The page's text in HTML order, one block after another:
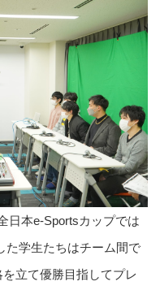
本e-Sportsカップでは
た学生たちはチーム間で
立て優勝目指してプレ